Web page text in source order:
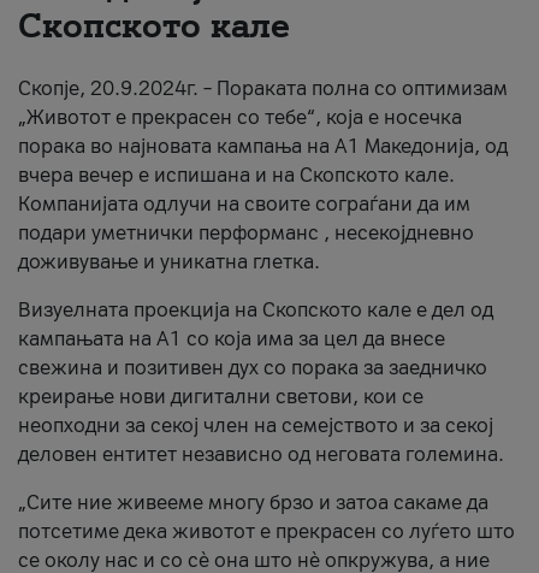
За нас
#ПодобарОнлајн
Скопското кале
Скопје, 20.9.2024г. – Пораката полна со оптимизам
„Животот е прекрасен со тебе“, која е носечка
порака во најновата кампања на А1 Македонија, од
вчера вечер е испишана и на Скопското кале.
Компанијата одлучи на своите сограѓани да им
подари уметнички перформанс , несекојдневно
доживување и уникатна глетка.
Визуелната проекција на Скопското кале е дел од
кампањата на А1 со која има за цел да внесе
свежина и позитивен дух со порака за заедничко
креирање нови дигитални светови, кои се
неопходни за секој член на семејството и за секој
деловен ентитет независно од неговата големина.
„Сите ние живееме многу брзо и затоа сакаме да
потсетиме дека животот е прекрасен со луѓето што
се околу нас и со сè она што нè опкружува, а ние